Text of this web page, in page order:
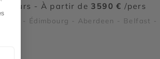
13 jours - À partir de 3590 € /pers
Dublin - Édimbourg - Aberdeen - Belfast -